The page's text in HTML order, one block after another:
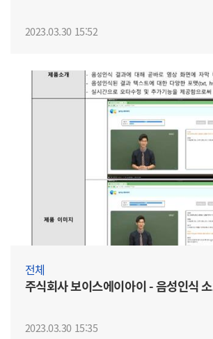
2023.03.30 15:52
전체
주식회사 보이스에이아이 - 음성인식
2023.03.30 15:35